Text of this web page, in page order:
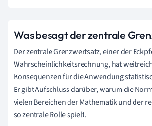
Was besagt der zentrale
Der zentrale Grenzwertsatz, einer der
Wahrscheinlichkeitsrechnung, hat
Konsequenzen für die Anwendung
Er gibt Aufschluss darüber, warum die
vielen Bereichen der Mathematik und der
so zentrale Rolle spielt.